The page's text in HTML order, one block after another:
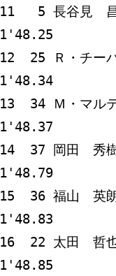
11   5 長谷見
1'48.25
12  25 Ｒ・チ
1'48.34
13  34 Ｍ・マ
1'48.37
14  37 岡田　
1'48.79
15  36 福山　
1'48.83
16  22 太田　
1'48.85